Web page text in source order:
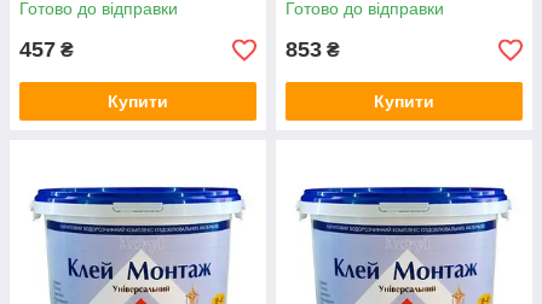
Готово до відправки
457 ₴
Купити
Готово до відправки
853 ₴
Купити